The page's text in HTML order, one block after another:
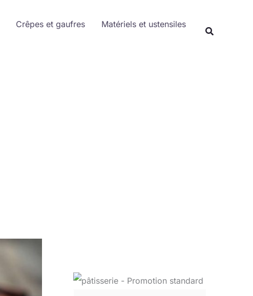
Crêpes et gaufres
Matériels et ustensiles